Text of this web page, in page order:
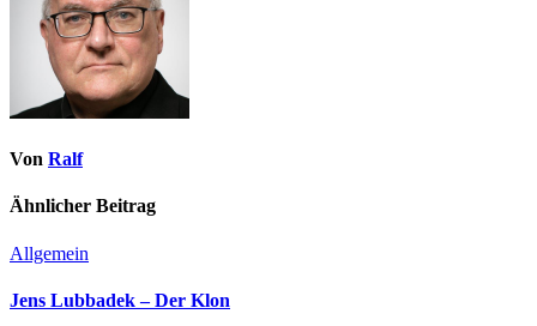
Von Ralf
Ähnlicher Beitrag
Allgemein
Jens Lubbadek – Der Klon